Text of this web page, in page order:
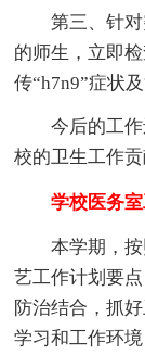
第三、针对
的师生，立即
传“h7n9”症状
今后的工作
校的卫生工作贡
学校医务室
本学期，按
艺工作计划要
防治结合，抓
学习和工作环